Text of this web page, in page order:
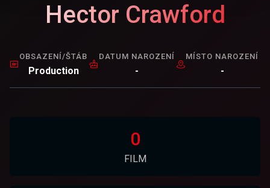
Hector Crawford
OBSAZENÍ/ŠTÁB
Production
DATUM NAROZENÍ
-
MÍSTO NAROZENÍ
-
0
FILM